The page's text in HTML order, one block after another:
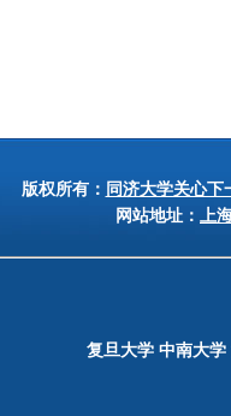
版权所有： 同济大学关心下
网站地址： 上
复旦大学 中南大学